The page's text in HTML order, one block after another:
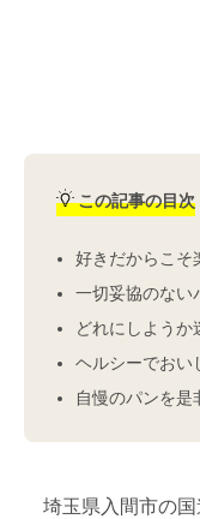
この記事の目次
好きだからこそ
一切妥協のない
どれにしようか
ヘルシーでおい
自慢のパンを是
埼玉県入間市の国